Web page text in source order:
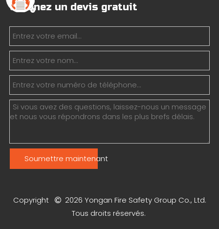
Obtenez un devis gratuit
Soumettre maintenant
Copyright  2026 Yongan Fire Safety Group Co., Ltd.
Tous droits réservés.